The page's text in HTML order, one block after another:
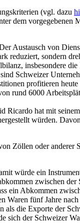
(vgl. dazu
dem
Austausch von
reduziert, sondern
insbesondere
Schweizer
profitieren
rund 6000
hat mit
würden.
Zöllen oder anderer
würde ein
zwischen
ein Abkommen
Waren fünf Jahre
die Exporte der
sich der Schweizer